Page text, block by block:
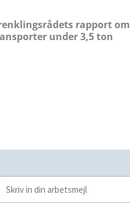
rapport om
under 3,5 ton